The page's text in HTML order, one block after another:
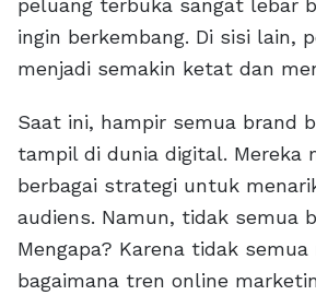
peluang terbuka sangat lebar
ingin berkembang. Di sisi lain,
menjadi semakin ketat dan
Saat ini, hampir semua brand
tampil di dunia digital. Mereka
berbagai strategi untuk
audiens. Namun, tidak semua
Mengapa? Karena tidak
bagaimana tren online